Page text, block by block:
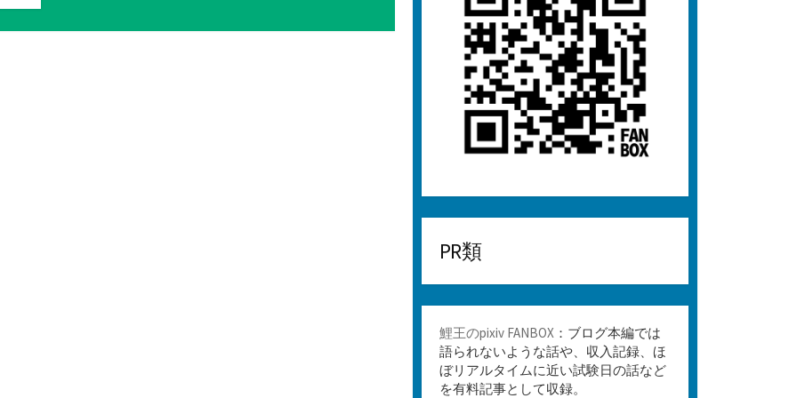
PR類
鯉王のpixiv FANBOX ：ブログ本編では
語られないような話や、収入記録、ほ
ぼリアルタイムに近い試験日の話など
を有料記事として収録。